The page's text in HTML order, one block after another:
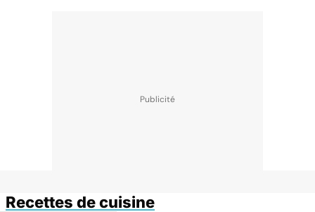
Recettes de cuisine